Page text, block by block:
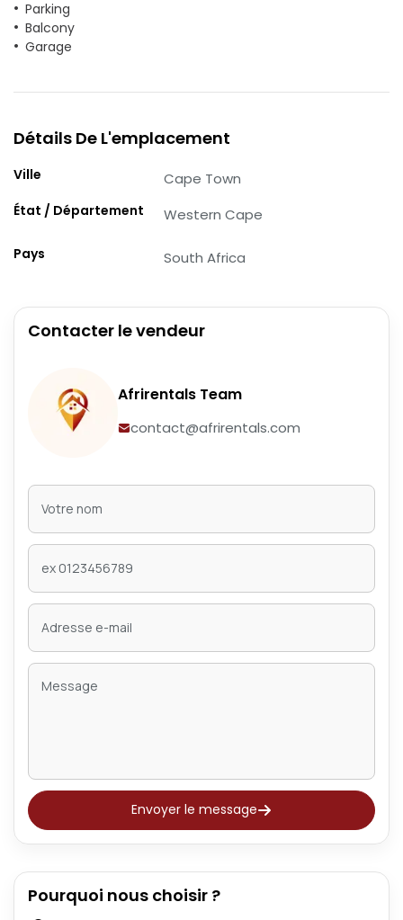
Parking
Balcony
Garage
Détails De L'emplacement
Ville Cape Town
État / Département Western Cape
Pays South Africa
Contacter le vendeur
Afrirentals Team
contact@afrirentals.com
Envoyer le message
Pourquoi nous choisir ?